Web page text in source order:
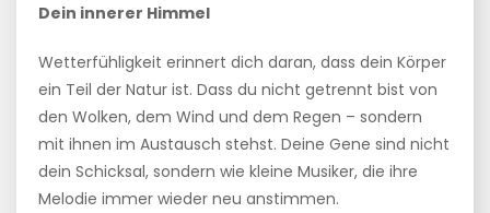
Dein innerer Himmel
Wetterfühligkeit erinnert dich daran, dass dein Körper
ein Teil der Natur ist. Dass du nicht getrennt bist von
den Wolken, dem Wind und dem Regen – sondern
mit ihnen im Austausch stehst. Deine Gene sind nicht
dein Schicksal, sondern wie kleine Musiker, die ihre
Melodie immer wieder neu anstimmen.